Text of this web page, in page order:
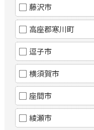
藤沢市
高座郡寒川町
逗子市
横須賀市
座間市
綾瀬市